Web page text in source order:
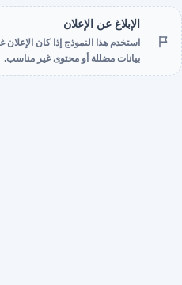
الإبلاغ عن الإعلان
استخدم هذا النموذج إذا كان
بيانات مضللة أو محتوى غير مناسب.